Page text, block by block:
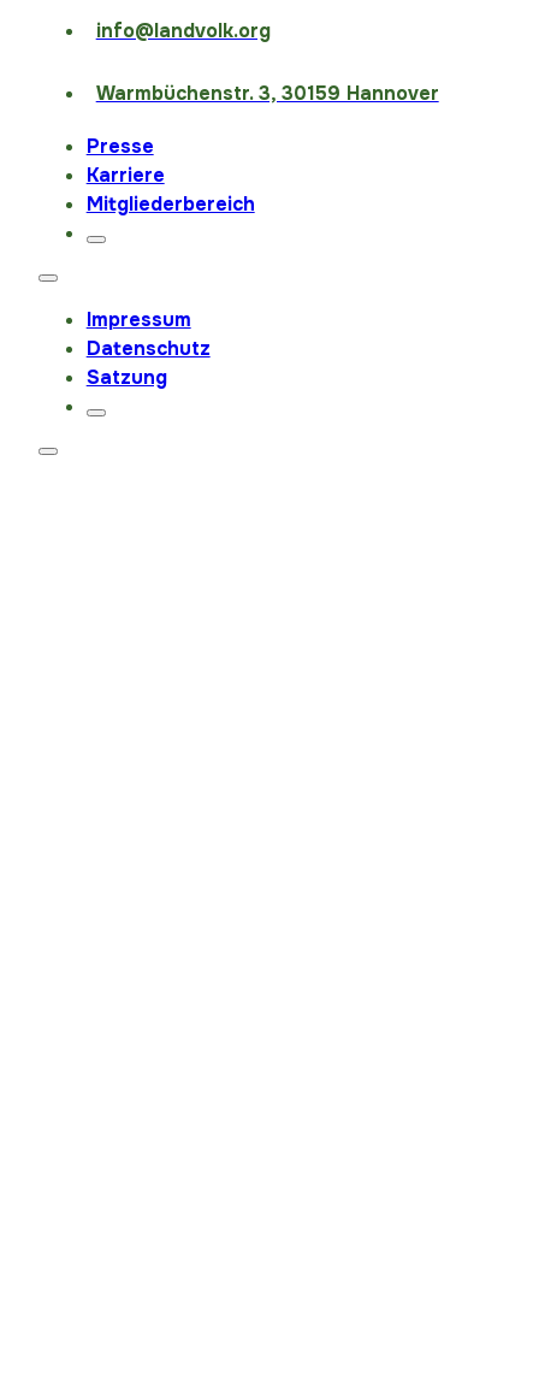
info@landvolk.org
Warmbüchenstr. 3, 30159 Hannover
Presse
Karriere
Mitgliederbereich
Impressum
Datenschutz
Satzung